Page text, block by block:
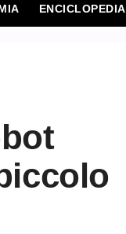
ENCICLOPEDIA